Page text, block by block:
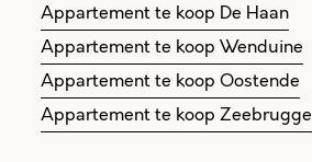
Appartement te koop De Haan
Appartement te koop Wenduine
Appartement te koop Oostende
Appartement te koop Zeebrugge